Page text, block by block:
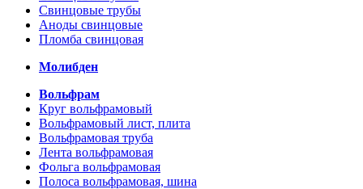
Свинцовые трубы
Аноды свинцовые
Пломба свинцовая
Молибден
Вольфрам
Круг вольфрамовый
Вольфрамовый лист, плита
Вольфрамовая труба
Лента вольфрамовая
Фольга вольфрамовая
Полоса вольфрамовая, шина